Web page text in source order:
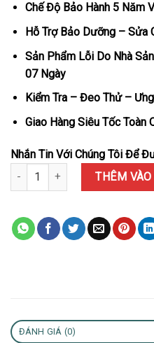
Chế Độ Bảo Hành 5 Năm
Hỗ Trợ Bảo Dưỡng – Sửa
Sản Phẩm Lỗi Do Nhà
07 Ngày
Kiểm Tra – Đeo Thử –
Giao Hàng Siêu Tốc Toàn
Nhắn Tin Với Chúng Tôi Để
Đồng Hồ Rolex Land-Dweller
THÊM
ĐÁNH GIÁ (0)